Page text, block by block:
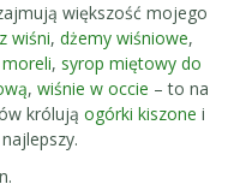
większość mojego
wiśni, dżemy wiśniowe,
, syrop miętowy do
, wiśnie w occie – to na
królują ogórki kiszone i